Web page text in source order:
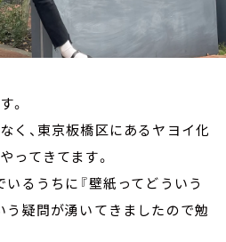
。
く、東京板橋区にあるヤヨイ化
ってきてます。
いるうちに『壁紙ってどういう
う疑問が湧いてきましたので勉